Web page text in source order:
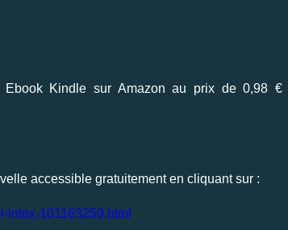
Ebook Kindle sur Amazon au prix de 0,98 €
accessible gratuitement en cliquant sur :
intox-101163259.html